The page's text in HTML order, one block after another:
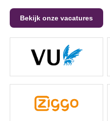
Bekijk onze vacatures